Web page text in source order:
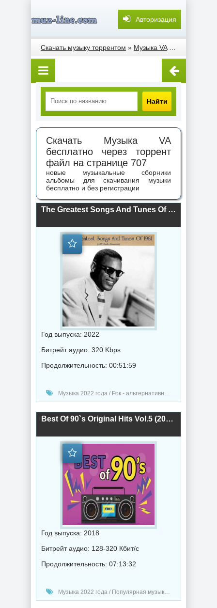
Авторизация
Скачать музыку торрентом » Музыка VA» Страница 707
Найти
Скачать Музыка VA
бесплатно через торрент
файл на странице 707
новые музыкальные сборники
альбомы для скачивания музыки
бесплатно и без регистрации
The Greatest Songs And Tunes Of 1961 [All Tracks Remastered] (2022) торрент
Год выпуска: 2022
Битрейт аудио: 320 Kbps
Продолжительность: 00:51:59
Музыка 2022 года / Рок - альтернативная музыка / Поп музыка / Музыка VA / RnB music
Best Of 90`s Original Hits Vol.5 (2018) торрент
Год выпуска: 2018
Битрейт аудио: 128-320 Кбит/с
Продолжительность: 07:13:32
Музыка 2022 года / Популярная музыка / Рок - альтернативная музыка / Рэп - хип хоп музыка / Техно музыка / Поп музыка / Танцевальная музыка / Музыка VA